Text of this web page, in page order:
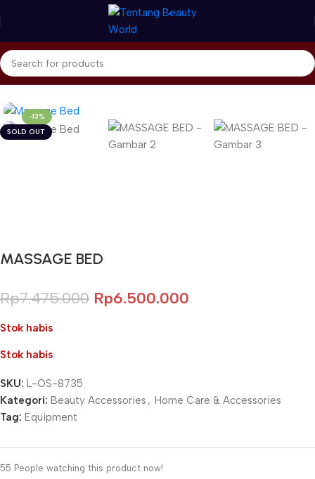
Beranda Home Care & Accessories Beauty Accessories
-13%
SOLD OUT
MASSAGE BED
Rp7.475.000 Rp6.500.000
Stok habis
Stok habis
SKU: L-OS-8735
Kategori: Beauty Accessories , Home Care & Accessories
Tag: Equipment
55 People watching this product now!